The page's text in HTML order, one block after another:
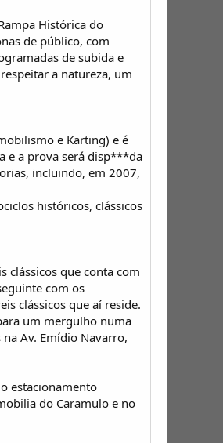
Histórica do
de público, com
de subida e
a natureza, um
e Karting) e é
e a prova será disp***da
incluindo, em 2007,
históricos, clássicos
clássicos que conta com
com os
clássicos que aí reside.
um mergulho numa
Av. Emídio Navarro,
estacionamento
do Caramulo e no